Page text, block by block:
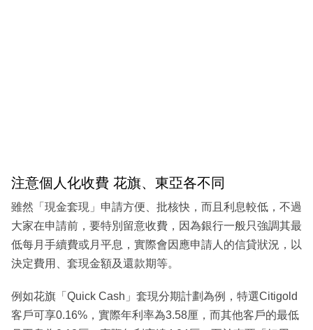
注意個人化收費 花旗、東亞各不同
雖然「現金套現」申請方便、批核快，而且利息較低，不過
大家在申請前，要特別留意收費，因為銀行一般只強調其最
低每月手續費或月平息，實際會因應申請人的信貸狀況，以
決定費用、套現金額及還款期等。
例如花旗「Quick Cash」套現分期計劃為例，特選Citigold
客戶可享0.16%，實際年利率為3.58厘，而其他客戶的最低